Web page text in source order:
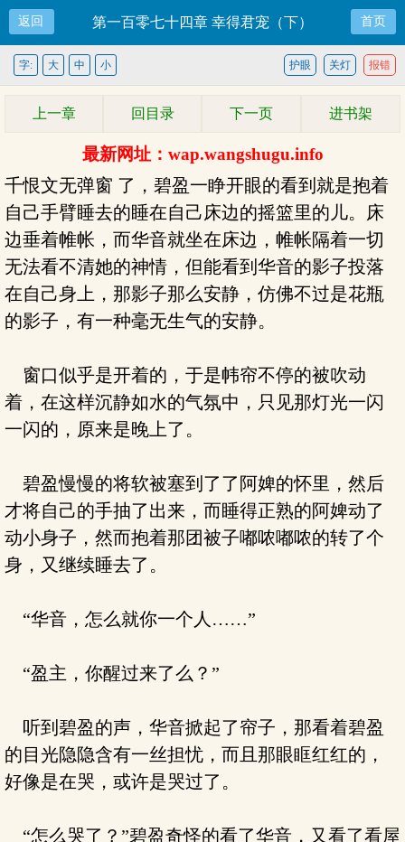
返回 第一百零七十四章 幸得君宠（下） 首页
报错
关灯
护眼
字: 大 中 小
上一章 回目录 下一页 进书架
最新网址：wap.wangshugu.info
千恨文无弹窗 了，碧盈一睁开眼的看到就是抱着
自己手臂睡去的睡在自己床边的摇篮里的儿。床
边垂着帷帐，而华音就坐在床边，帷帐隔着一切
无法看不清她的神情，但能看到华音的影子投落
在自己身上，那影子那么安静，仿佛不过是花瓶
的影子，有一种毫无生气的安静。
窗口似乎是开着的，于是帏帘不停的被吹动
着，在这样沉静如水的气氛中，只见那灯光一闪
一闪的，原来是晚上了。
碧盈慢慢的将软被塞到了了阿婢的怀里，然后
才将自己的手抽了出来，而睡得正熟的阿婢动了
动小身子，然而抱着那团被子嘟哝嘟哝的转了个
身，又继续睡去了。
“华音，怎么就你一个人……”
“盈主，你醒过来了么？”
听到碧盈的声，华音掀起了帘子，那看着碧盈
的目光隐隐含有一丝担忧，而且那眼眶红红的，
好像是在哭，或许是哭过了。
“怎么哭了？”碧盈奇怪的看了华音，又看了看屋